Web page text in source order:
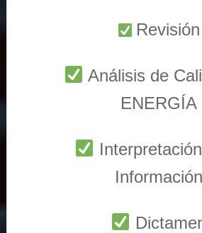
Revisión
Análisis de
ENERGÍA
Información